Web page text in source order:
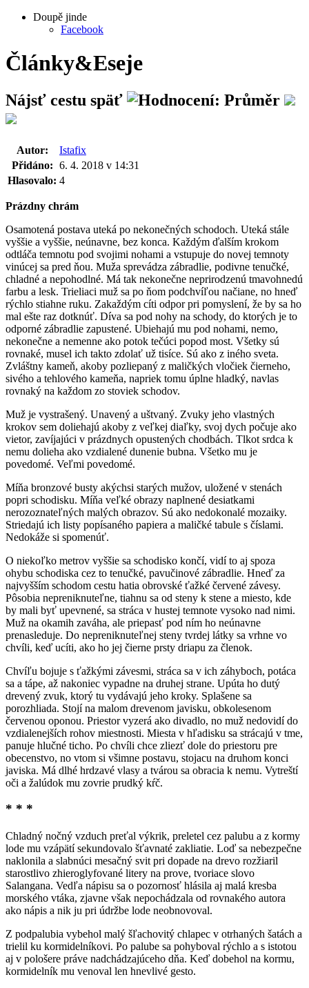
Doupě jinde
Facebook
Články&Eseje
Nájsť cestu späť
Autor:
Istafix
Přidáno: 6. 4. 2018 v 14:31
Hlasovalo: 4
Prázdny chrám
Osamotená postava uteká po nekonečných schodoch. Uteká stále
vyššie a vyššie, neúnavne, bez konca. Každým ďalším krokom
odtláča temnotu pod svojimi nohami a vstupuje do novej temnoty
vinúcej sa pred ňou. Muža sprevádza zábradlie, podivne tenučké,
chladné a nepohodlné. Má tak nekonečne neprirodzenú tmavohnedú
farbu a lesk. Trieliaci muž sa po ňom podchvíľou načiane, no hneď
rýchlo stiahne ruku. Zakaždým cíti odpor pri pomyslení, že by sa ho
mal ešte raz dotknúť. Díva sa pod nohy na schody, do ktorých je to
odporné zábradlie zapustené. Ubiehajú mu pod nohami, nemo,
nekonečne a nemenne ako potok tečúci popod most. Všetky sú
rovnaké, musel ich takto zdolať už tisíce. Sú ako z iného sveta.
Zvláštny kameň, akoby pozliepaný z maličkých vločiek čierneho,
sivého a tehlového kameňa, napriek tomu úplne hladký, navlas
rovnaký na každom zo stoviek schodov.
Muž je vystrašený. Unavený a uštvaný. Zvuky jeho vlastných
krokov sem doliehajú akoby z veľkej diaľky, svoj dych počuje ako
vietor, zavíjajúci v prázdnych opustených chodbách. Tlkot srdca k
nemu dolieha ako vzdialené dunenie bubna. Všetko mu je
povedomé. Veľmi povedomé.
Míňa bronzové busty akýchsi starých mužov, uložené v stenách
popri schodisku. Míňa veľké obrazy naplnené desiatkami
nerozoznateľných malých obrazov. Sú ako nedokonalé mozaiky.
Striedajú ich listy popísaného papiera a maličké tabule s číslami.
Nedokáže si spomenúť.
O niekoľko metrov vyššie sa schodisko končí, vidí to aj spoza
ohybu schodiska cez to tenučké, pavučinové zábradlie. Hneď za
najvyšším schodom cestu hatia obrovské ťažké červené závesy.
Pôsobia nepreniknuteľne, tiahnu sa od steny k stene a miesto, kde
by mali byť upevnené, sa stráca v hustej temnote vysoko nad nimi.
Muž na okamih zaváha, ale priepasť pod ním ho neúnavne
prenasleduje. Do nepreniknuteľnej steny tvrdej látky sa vrhne vo
chvíli, keď ucíti, ako ho jej čierne prsty driapu za členok.
Chvíľu bojuje s ťažkými závesmi, stráca sa v ich záhyboch, potáca
sa a tápe, až nakoniec vypadne na druhej strane. Upúta ho dutý
drevený zvuk, ktorý tu vydávajú jeho kroky. Splašene sa
porozhliada. Stojí na malom drevenom javisku, obkolesenom
červenou oponou. Priestor vyzerá ako divadlo, no muž nedovidí do
vzdialenejších rohov miestnosti. Miesta v hľadisku sa strácajú v tme,
panuje hlučné ticho. Po chvíli chce zliezť dole do priestoru pre
obecenstvo, no vtom si všimne postavu, stojacu na druhom konci
javiska. Má dlhé hrdzavé vlasy a tvárou sa obracia k nemu. Vytreští
oči a žalúdok mu zovrie prudký kŕč.
* * *
Chladný nočný vzduch preťal výkrik, preletel cez palubu a z kormy
lode mu vzápätí sekundovalo šťavnaté zakliatie. Loď sa nebezpečne
naklonila a slabnúci mesačný svit pri dopade na drevo rozžiaril
starostlivo zhieroglyfované litery na prove, tvoriace slovo
Salangana. Vedľa nápisu sa o pozornosť hlásila aj malá kresba
morského vtáka, zjavne však nepochádzala od rovnakého autora
ako nápis a nik ju pri údržbe lode neobnovoval.
Z podpalubia vybehol malý šľachovitý chlapec v otrhaných šatách a
trielil ku kormidelníkovi. Po palube sa pohyboval rýchlo a s istotou
aj v pološere práve nadchádzajúceho dňa. Keď dobehol na kormu,
kormidelník mu venoval len hnevlivé gesto.